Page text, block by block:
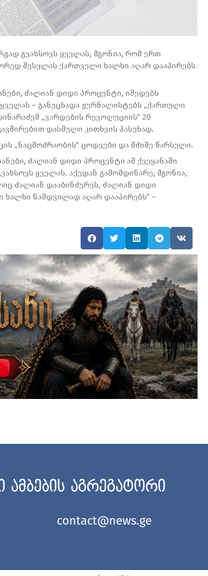
გვახსოვს ყველას, მგონია, რომ ერთ
შესვლას ქართველი ხალხი აღარ დააპირებს
ძალიან დიდი პროცენტი, იმედებს
– განუცხადა ჟურნალისტებს „ქართული
„ვარდების რევოლუციის“ 20
დასმული კითხვის პასუხად.
„ნაცმოძრაობის“ ცოდვები და მძიმე წარსული.
ძალიან დიდი პროცენტი ამ ქვეყანაში
ყველას. აქედან გამომდინარე, მგონია,
ძალიან დააბინძურეს, ძალიან დიდი
ნამდვილად აღარ დააპირებს“ –
აგრეგატორი
contact@news.ge